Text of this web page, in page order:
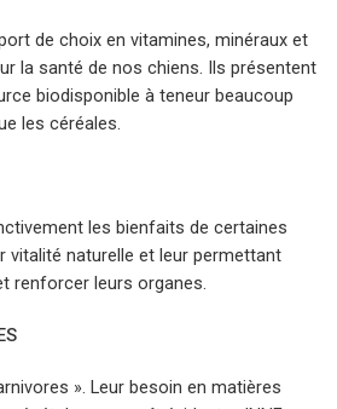
de choix en vitamines, minéraux et
la santé de nos chiens. Ils présentent
biodisponible à teneur beaucoup
les céréales.
les bienfaits de certaines
vitalité naturelle et leur permettant
renforcer leurs organes.
». Leur besoin en matières